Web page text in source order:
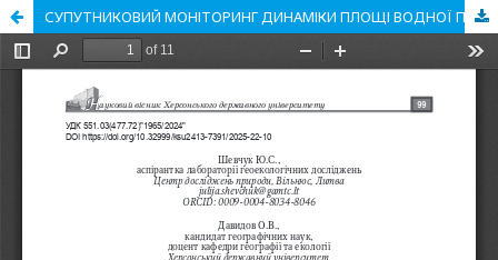
СУПУТНИКОВИЙ МОНІТОРИНГ ДИНАМІКИ ПЛОЩІ ВОДНОЇ ПОВЕРХНІ ОЗЕРА СОЛОНЕЦЬ-ТУЗЛИ, ПРИЧОРНОМОРСЬКА НИЗОВИНА, УКРАЇНА (ЗА 2024 РІК)